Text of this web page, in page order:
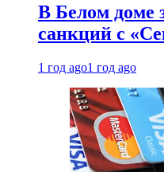
В Белом доме
санкций с
1 год ago1 год ago